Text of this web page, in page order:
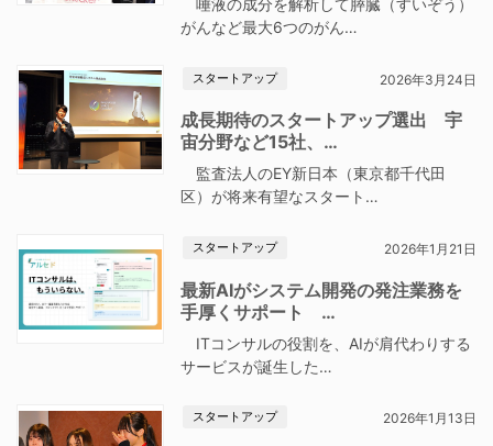
唾液の成分を解析して膵臓（すいぞう）
がんなど最大6つのがん…
スタートアップ 2026年3月24日
成長期待のスタートアップ選出 宇
宙分野など15社、…
監査法人のEY新日本（東京都千代田
区）が将来有望なスタート…
スタートアップ 2026年1月21日
最新AIがシステム開発の発注業務を
手厚くサポート …
ITコンサルの役割を、AIが肩代わりする
サービスが誕生した…
スタートアップ 2026年1月13日